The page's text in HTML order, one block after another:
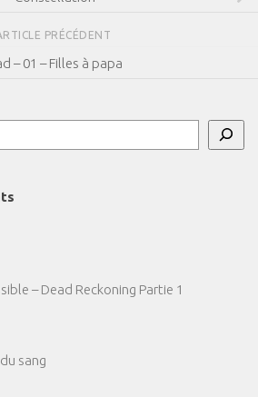
PRÉCÉDENT
– 01 – Filles à papa
– Dead Reckoning Partie 1
sang